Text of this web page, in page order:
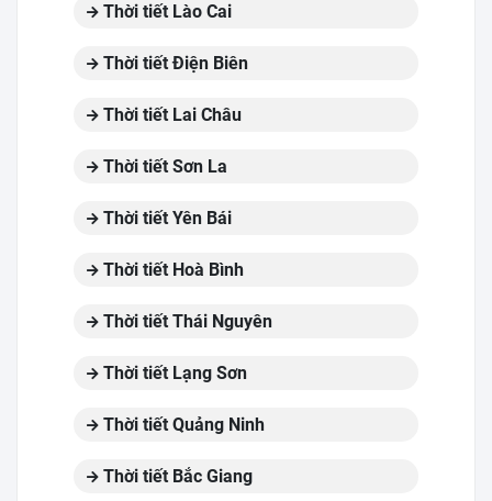
Thời tiết Lào Cai
Thời tiết Điện Biên
Thời tiết Lai Châu
Thời tiết Sơn La
Thời tiết Yên Bái
Thời tiết Hoà Bình
Thời tiết Thái Nguyên
Thời tiết Lạng Sơn
Thời tiết Quảng Ninh
Thời tiết Bắc Giang